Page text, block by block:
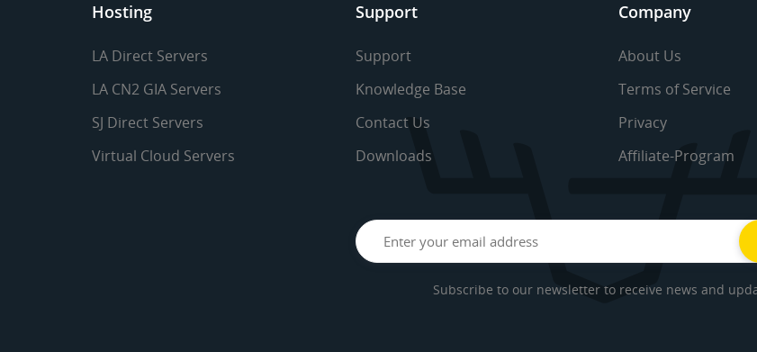
Hosting
LA Direct Servers
LA CN2 GIA Servers
SJ Direct Servers
Virtual Cloud Servers
Support
Support
Knowledge Base
Contact Us
Downloads
Company
About Us
Terms of Service
Privacy
Affiliate-Program
Subscribe to our newsletter to receive news and